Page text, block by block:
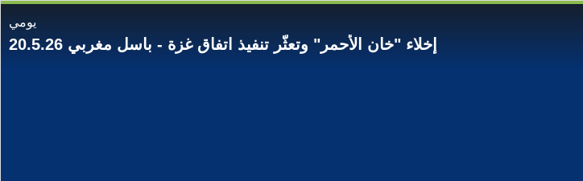
يومي
إخلاء "خان الأحمر" وتعثّر تنفيذ اتفاق غزة - باسل مغربي 20.5.26